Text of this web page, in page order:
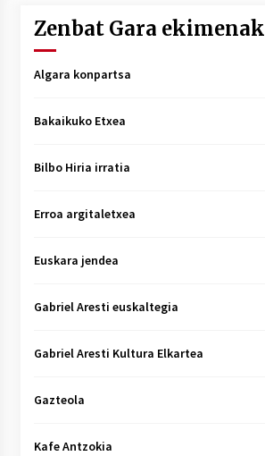
Zenbat Gara ekimenak
Algara konpartsa
Bakaikuko Etxea
Bilbo Hiria irratia
Erroa argitaletxea
Euskara jendea
Gabriel Aresti euskaltegia
Gabriel Aresti Kultura Elkartea
Gazteola
Kafe Antzokia